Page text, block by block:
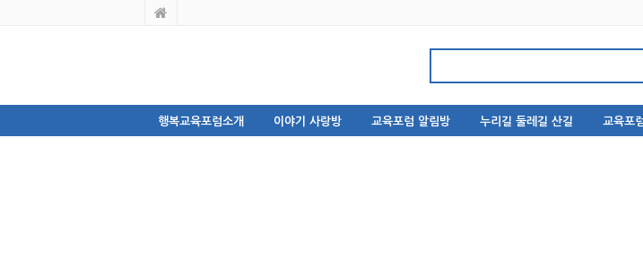
행복교육포럼소개 이야기 사랑방 교육포럼 알림방 누리길 둘레길 산길 교육포